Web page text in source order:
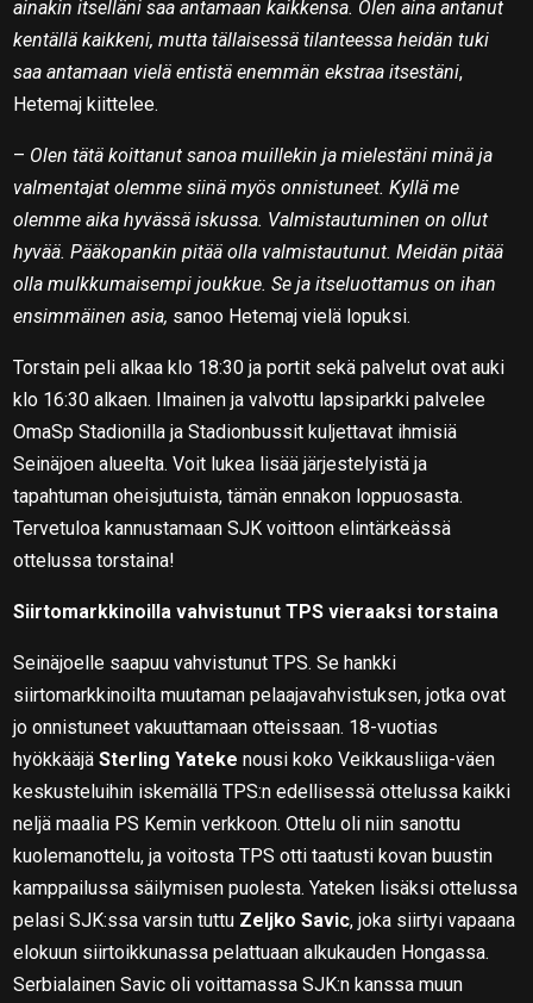
ainakin itselläni saa antamaan kaikkensa. Olen aina antanut
kentällä kaikkeni, mutta tällaisessä tilanteessa heidän tuki
saa antamaan vielä entistä enemmän ekstraa itsestäni,
Hetemaj kiittelee.
– Olen tätä koittanut sanoa muillekin ja mielestäni minä ja
valmentajat olemme siinä myös onnistuneet. Kyllä me
olemme aika hyvässä iskussa. Valmistautuminen on ollut
hyvää. Pääkopankin pitää olla valmistautunut. Meidän pitää
olla mulkkumaisempi joukkue. Se ja itseluottamus on ihan
ensimmäinen asia, sanoo Hetemaj vielä lopuksi.
Torstain peli alkaa klo 18:30 ja portit sekä palvelut ovat auki
klo 16:30 alkaen. Ilmainen ja valvottu lapsiparkki palvelee
OmaSp Stadionilla ja Stadionbussit kuljettavat ihmisiä
Seinäjoen alueelta. Voit lukea lisää järjestelyistä ja
tapahtuman oheisjutuista, tämän ennakon loppuosasta.
Tervetuloa kannustamaan SJK voittoon elintärkeässä
ottelussa torstaina!
Siirtomarkkinoilla vahvistunut TPS vieraaksi torstaina
Seinäjoelle saapuu vahvistunut TPS. Se hankki
siirtomarkkinoilta muutaman pelaajavahvistuksen, jotka ovat
jo onnistuneet vakuuttamaan otteissaan. 18-vuotias
hyökkääjäSterling Yateke nousi koko Veikkausliiga-väen
keskusteluihin iskemällä TPS:n edellisessä ottelussa kaikki
neljä maalia PS Kemin verkkoon. Ottelu oli niin sanottu
kuolemanottelu, ja voitosta TPS otti taatusti kovan buustin
kamppailussa säilymisen puolesta. Yateken lisäksi ottelussa
pelasi SJK:ssa varsin tuttu Zeljko Savic, joka siirtyi vapaana
elokuun siirtoikkunassa pelattuaan alkukauden Hongassa.
Serbialainen Savic oli voittamassa SJK:n kanssa muun